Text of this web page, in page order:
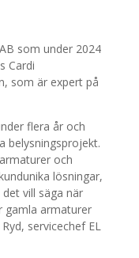
som under 2024
Cardi
som är expert på
flera år och
belysningsprojekt.
och
lösningar,
vill säga när
gamla armaturer
servicechef EL